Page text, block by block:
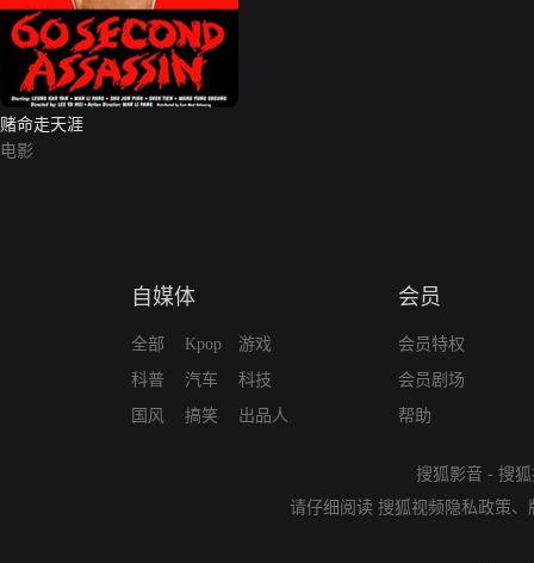
赌命走天涯
电影
自媒体
全部
科普
国风
Kpop
汽车
搞笑
游戏
科技
出品人
会员
会员特权
会员剧场
帮助
搜狐影音 - 搜
请仔细阅读 搜狐视频隐私政策、